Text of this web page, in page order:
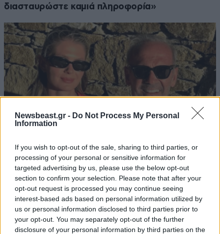
Newsbeast.gr - Do Not Process My Personal
Information
If you wish to opt-out of the sale, sharing to third parties, or
processing of your personal or sensitive information for
targeted advertising by us, please use the below opt-out
section to confirm your selection. Please note that after your
opt-out request is processed you may continue seeing
interest-based ads based on personal information utilized by
us or personal information disclosed to third parties prior to
your opt-out. You may separately opt-out of the further
disclosure of your personal information by third parties on the
διασταυρώστε καμιά πληροφορία»
Πέτρος Κωστόπουλος: «Είναι κάποιες μέρες
που δεν τις ξεχνάς ποτέ» – Η συγκινητική
εικόνα από τον γάμο της Αμαλίας